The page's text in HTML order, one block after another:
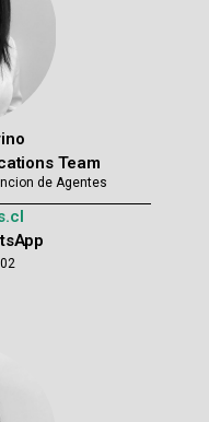
Team
de Agentes